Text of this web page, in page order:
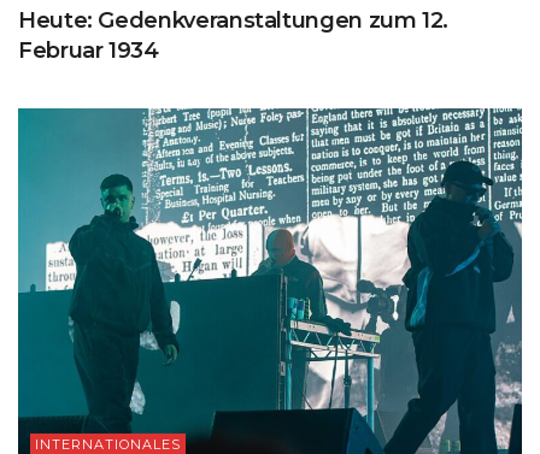
Heute: Gedenkveranstaltungen zum 12.
Februar 1934
INTERNATIONALES